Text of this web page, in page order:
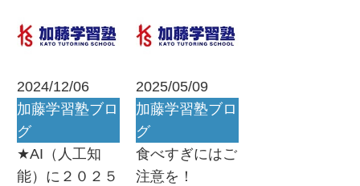
2024/12/06
加藤学習塾ブロ
グ
★AI（人工知
能）に２０２５
2025/05/09
加藤学習塾ブロ
グ
食べすぎにはご
注意を！